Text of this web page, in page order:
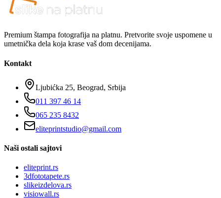
Premium štampa fotografija na platnu. Pretvorite svoje uspomene u
umetnička dela koja krase vaš dom decenijama.
Kontakt
Ljubićka 25, Beograd, Srbija
011 397 46 14
065 235 8432
eliteprintstudio@gmail.com
Naši ostali sajtovi
eliteprint.rs
3dfototapete.rs
slikeizdelova.rs
visiowall.rs